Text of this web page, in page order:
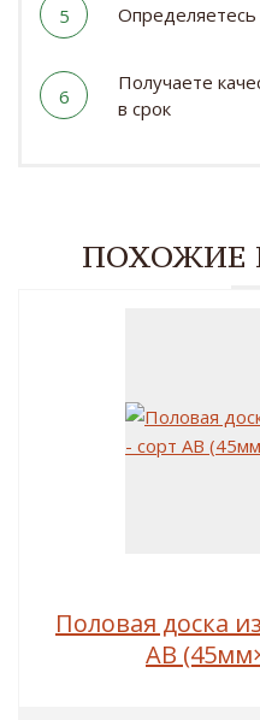
5 Определяетесь
6
Получаете
в срок
ПОХОЖИЕ
Половая доска
AB